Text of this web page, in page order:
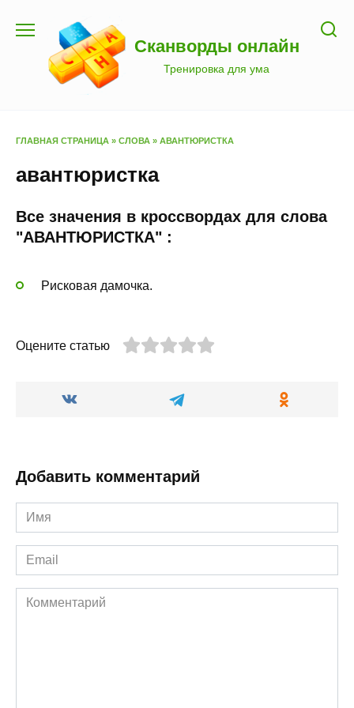
содержанию
Сканворды онлайн
Тренировка для ума
ГЛАВНАЯ СТРАНИЦА » СЛОВА » АВАНТЮРИСТКА
авантюристка
Все значения в кроссвордах для слова
"АВАНТЮРИСТКА" :
Рисковая дамочка.
Оцените статью
Добавить комментарий
Имя
*
Email
*
Комментарий